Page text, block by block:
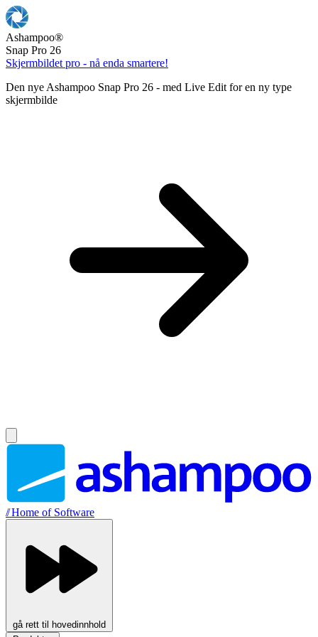
Ashampoo®
Snap Pro 26
Skjermbildet pro - nå enda smartere!
Den nye Ashampoo Snap Pro 26 - med Live Edit for en ny type
skjermbilde
//Home of Software
gå rett til hovedinnhold